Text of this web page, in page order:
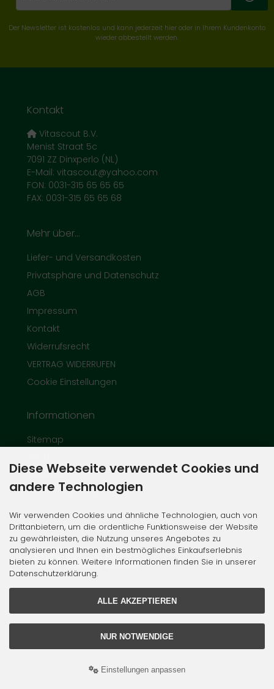
Der Newsletter ist kostenlos und kann jederzeit hier oder in Ihrem Kundenkonto
wieder abbestellt werden.
Kontakt
Vitascout B.V.
Menist Straat 5c
7091 ZZ Dinxperlo (NL)
E-Mail: vitascout@yahoo.com
FON: 0031-315 65 65 65
FAX: 0031-315 65 65 68
Mehr über...
Liefer- und Versandkosten
Privatsphäre und Datenschutz
AGB
Impressum
Kontakt
Widerrufsrecht
VERTRAG WIDERRUFEN
Cookie Einstellungen
Informationen
Sitemap
Lieferzeit
Rechnungsdaten
Zahlungsmethoden
Alle Preise inkl. gesetzl. MwSt. zzgl.Versandkosten. Die durchgestrichenen Preise entsprechen
Diese Webseite verwendet Cookies und
andere Technologien
Wir verwenden Cookies und ähnliche Technologien, auch von
Drittanbietern, um die ordentliche Funktionsweise der Website
zu gewährleisten, die Nutzung unseres Angebotes zu
analysieren und Ihnen ein bestmögliches Einkaufserlebnis
bieten zu können. Weitere Informationen finden Sie in unserer
Datenschutzerklärung.
ALLE AKZEPTIEREN
NUR NOTWENDIGE
Einstellungen anpassen